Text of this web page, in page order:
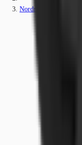
Nordrhein-Westfalen